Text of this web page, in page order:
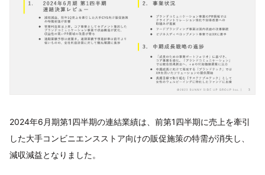
2024年6月期第1四半期の連結業績は、前第1四半期に売上を牽引
した大手コンビニエンスストア向けの販促施策の特需が消失し、
減収減益となりました。